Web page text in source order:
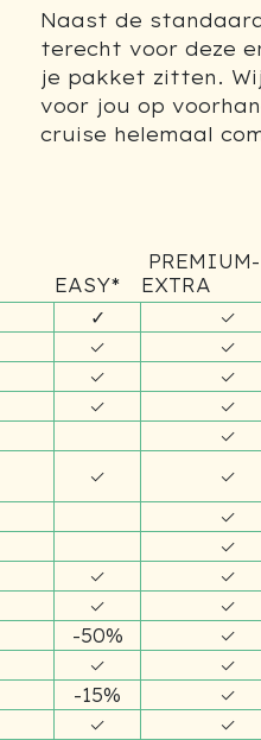
Naast de
terecht voor deze
je pakket zitten.
voor jou op
cruise helemaal
EASY*
PREMIUM-
EXTRA
✓ ✓
✓ ✓
✓ ✓
✓ ✓
✓
✓ ✓
✓
✓
✓ ✓
✓ ✓
-50% ✓
✓ ✓
-15% ✓
✓ ✓